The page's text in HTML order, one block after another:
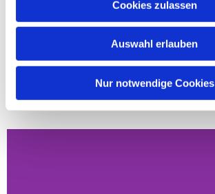
Cookies zulassen
Auswahl erlauben
Nur notwendige Cookies